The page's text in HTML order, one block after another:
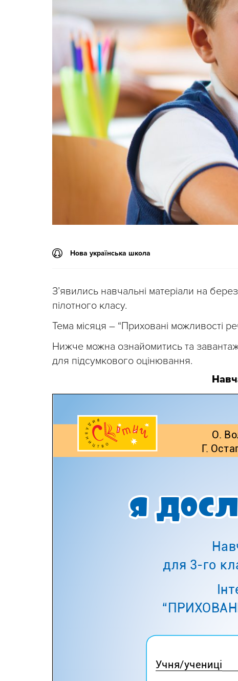
Нова українська школа
З’явились навчальні матеріали на
пілотного класу.
Тема місяця – “Приховані можливості
Нижче можна ознайомитись та
для підсумкового оцінювання.